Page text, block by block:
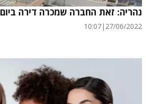
נהריה: זאת החברה שמכרה דירה ביום
27/06/2022
|
10:07